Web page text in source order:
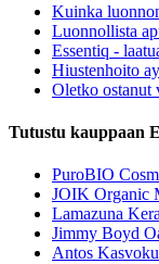
Kuinka
Luonnollista
Essentiq -
Hiustenhoito
Oletko ostanut
Tutustu kauppaan
PuroBIO
JOIK Organic
Lamazuna
Jimmy Boyd
Antos